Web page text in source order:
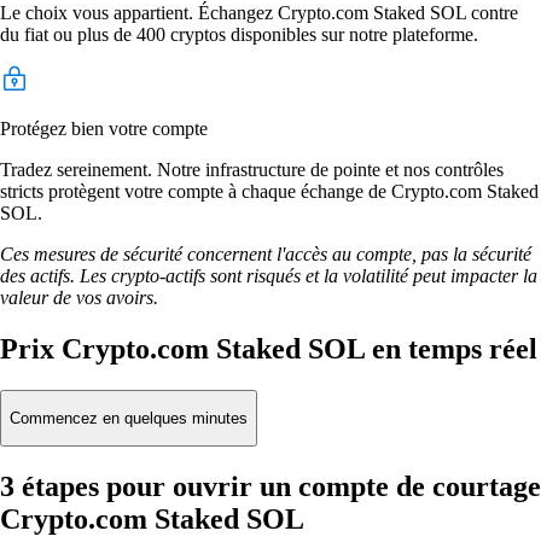
Le choix vous appartient. Échangez Crypto.com Staked SOL contre
du fiat ou plus de 400 cryptos disponibles sur notre plateforme.
Protégez bien votre compte
Tradez sereinement. Notre infrastructure de pointe et nos contrôles
stricts protègent votre compte à chaque échange de Crypto.com Staked
SOL.
Ces mesures de sécurité concernent l'accès au compte, pas la sécurité
des actifs. Les crypto-actifs sont risqués et la volatilité peut impacter la
valeur de vos avoirs.
Prix Crypto.com Staked SOL en temps réel
Commencez en quelques minutes
3 étapes pour ouvrir un compte de courtage
Crypto.com Staked SOL